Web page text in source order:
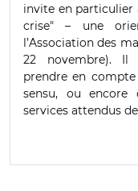
invite en particulier
crise" – une
l’Association des
22 novembre). Il
prendre en
sensu, ou encore
services attendus